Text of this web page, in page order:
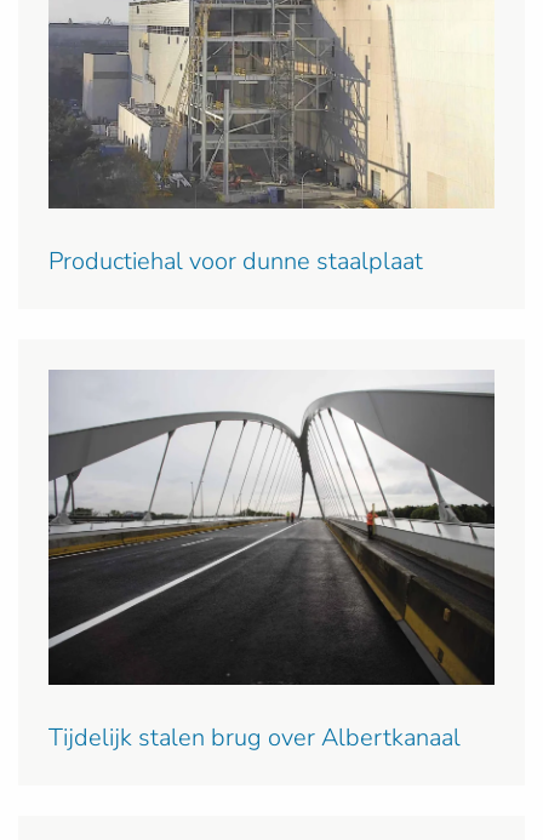
Productiehal voor dunne staalplaat
Tijdelijk stalen brug over Albertkanaal